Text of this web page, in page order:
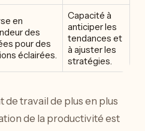
en
des
pour des
éclairées.
Capacité à
anticiper les
tendances et
à ajuster les
stratégies.
travail de plus en plus
de la productivité est